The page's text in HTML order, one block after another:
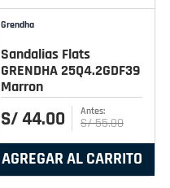
Grendha
Sandalias Flats
GRENDHA 25Q4.2GDF39
Marron
S/44.00 S/55.00
AGREGAR AL CARRITO